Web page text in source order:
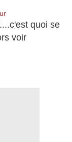
quoi se
voir